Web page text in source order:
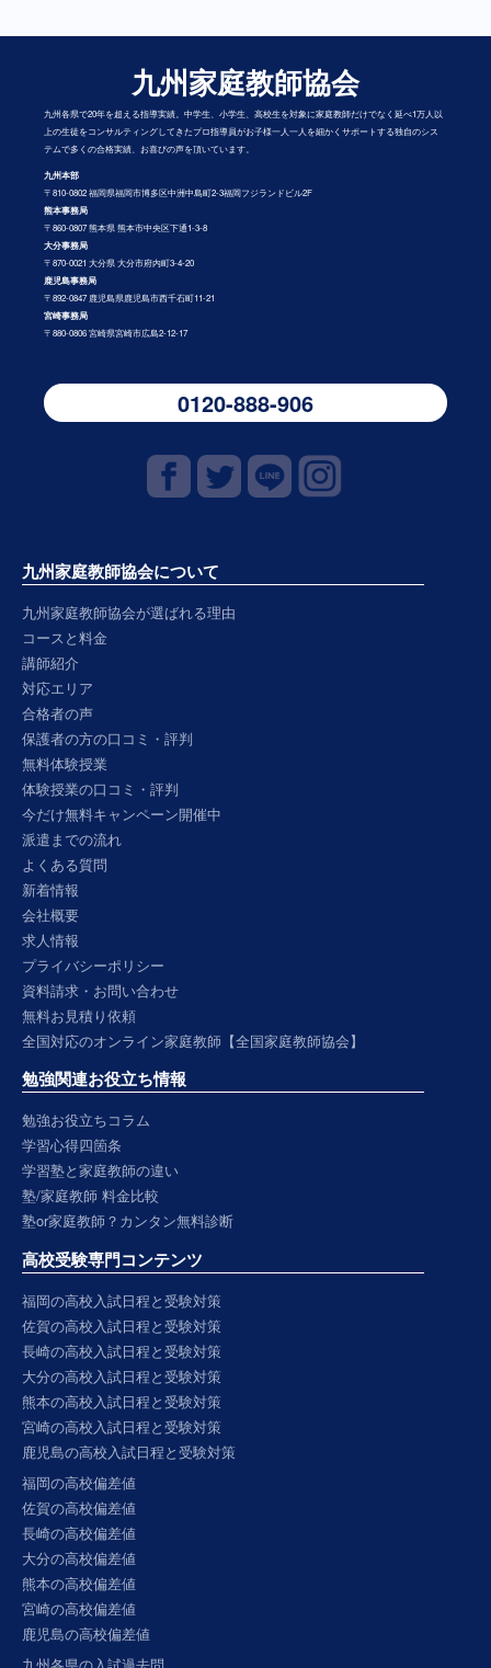
九州家庭教師協会
九州各県で20年を超える指導実績。中学生、小学生、高校生を対象に家庭教師だけでなく延べ1万人以
上の生徒をコンサルティングしてきたプロ指導員がお子様一人一人を細かくサポートする独自のシス
テムで多くの合格実績、お喜びの声を頂いています。
九州本部
〒810-0802 福岡県福岡市博多区中洲中島町2-3福岡フジランドビル2F
熊本事務局
〒860-0807 熊本県 熊本市中央区下通1-3-8
大分事務局
〒870-0021 大分県 大分市府内町3-4-20
鹿児島事務局
〒892-0847 鹿児島県鹿児島市西千石町11-21
宮崎事務局
〒880-0806 宮崎県宮崎市広島2-12-17
0120-888-906
九州家庭教師協会について
九州家庭教師協会が選ばれる理由
コースと料金
講師紹介
対応エリア
合格者の声
保護者の方の口コミ・評判
無料体験授業
体験授業の口コミ・評判
今だけ無料キャンペーン開催中
派遣までの流れ
よくある質問
新着情報
会社概要
求人情報
プライバシーポリシー
資料請求・お問い合わせ
無料お見積り依頼
全国対応のオンライン家庭教師【全国家庭教師協会】
勉強関連お役立ち情報
勉強お役立ちコラム
学習心得四箇条
学習塾と家庭教師の違い
塾/家庭教師 料金比較
塾or家庭教師？カンタン無料診断
高校受験専門コンテンツ
福岡の高校入試日程と受験対策
佐賀の高校入試日程と受験対策
長崎の高校入試日程と受験対策
大分の高校入試日程と受験対策
熊本の高校入試日程と受験対策
宮崎の高校入試日程と受験対策
鹿児島の高校入試日程と受験対策
福岡の高校偏差値
佐賀の高校偏差値
長崎の高校偏差値
大分の高校偏差値
熊本の高校偏差値
宮崎の高校偏差値
鹿児島の高校偏差値